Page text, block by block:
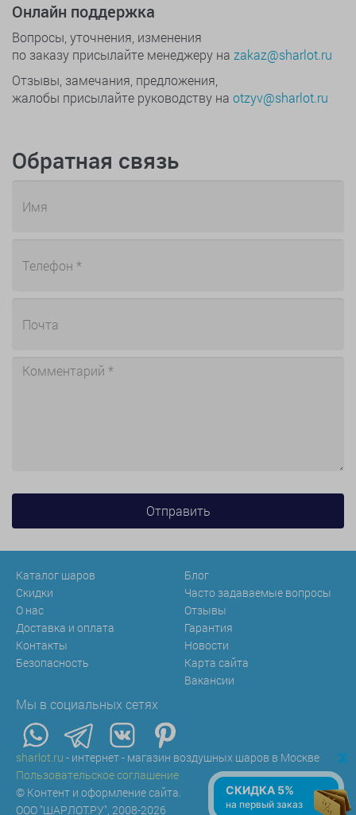
Онлайн поддержка
Вопросы, уточнения, изменения
по заказу присылайте менеджеру на zakaz@sharlot.ru
Отзывы, замечания, предложения,
жалобы присылайте руководству на otzyv@sharlot.ru
Обратная связь
Каталог шаров
Скидки
О нас
Доставка и оплата
Контакты
Безопасность
Блог
Часто задаваемые вопросы
Отзывы
Гарантия
Новости
Карта сайта
Вакансии
Мы в социальных сетях
sharlot.ru - интернет - магазин воздушных шаров в Москве
Пользовательское соглашение
© Контент и оформление сайта.
ООО "ШАРЛОТ.РУ", 2008-2026
x
СКИДКА 5%
на первый заказ